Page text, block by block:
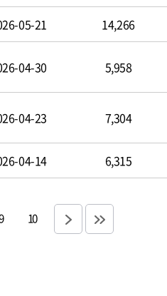
05-21 14,266
04-30 5,958
04-23 7,304
04-14 6,315
10